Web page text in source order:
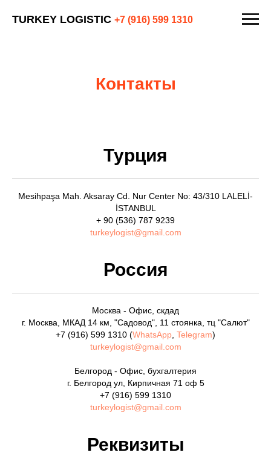
TURKEY LOGISTIC +7 (916) 599 1310
Контакты
Турция
Mesihpaşa Mah. Aksaray Cd. Nur Center No: 43/310 LALELİ-
İSTANBUL
+ 90 (536) 787 9239
turkeylogist@gmail.com
Россия
Москва - Офис, скдад
г. Москва, МКАД 14 км, "Садовод", 11 стоянка, тц "Салют"
+7 (916) 599 1310 (WhatsApp Telegram)
turkeylogist@gmail.com
Белгород - Офис, бухгалтерия
г. Белгород ул, Кирпичная 71 оф 5
+7 (916) 599 1310
turkeylogist@gmail.com
Реквизиты